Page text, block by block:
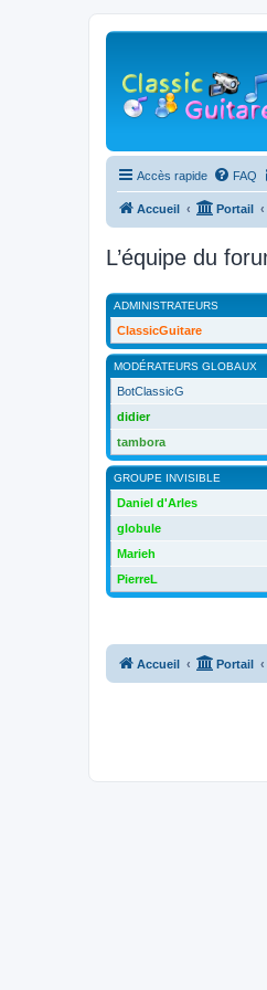
Accès rapide FAQ
Accueil Portail
L’équipe du
ADMINISTRATEURS
ClassicGuitare
MODÉRATEURS GLOBAUX
BotClassicG
didier
tambora
GROUPE INVISIBLE
Daniel d'Arles
globule
Marieh
PierreL
Accueil Portail